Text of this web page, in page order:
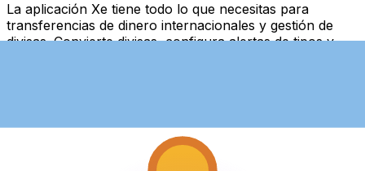
La aplicación Xe tiene todo lo que necesitas para
transferencias de dinero internacionales y gestión de
divisas. Convierte divisas, configura alertas de tipos y